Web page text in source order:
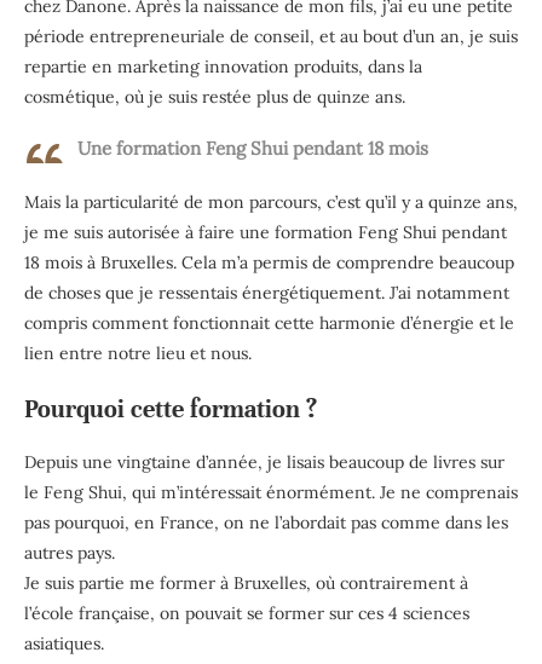
chez Danone. Après la naissance de mon fils, j’ai eu une petite
période entrepreneuriale de conseil, et au bout d’un an, je suis
repartie en marketing innovation produits, dans la
cosmétique, où je suis restée plus de quinze ans.
Une formation Feng Shui pendant 18 mois
Mais la particularité de mon parcours, c’est qu’il y a quinze ans,
je me suis autorisée à faire une formation Feng Shui pendant
18 mois à Bruxelles. Cela m’a permis de comprendre beaucoup
de choses que je ressentais énergétiquement. J’ai notamment
compris comment fonctionnait cette harmonie d’énergie et le
lien entre notre lieu et nous.
Pourquoi cette formation ?
Depuis une vingtaine d’année, je lisais beaucoup de livres sur
le Feng Shui, qui m’intéressait énormément. Je ne comprenais
pas pourquoi, en France, on ne l’abordait pas comme dans les
autres pays.
Je suis partie me former à Bruxelles, où contrairement à
l’école française, on pouvait se former sur ces 4 sciences
asiatiques.